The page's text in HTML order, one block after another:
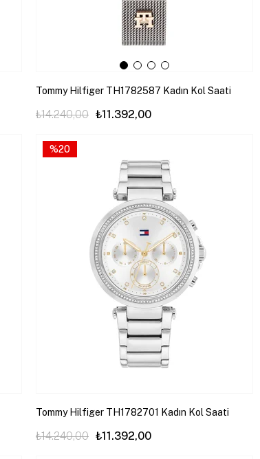
Tommy Hilfiger TH1782587 Kadın Kol Saati
₺11.392,00
₺14.240,00
Tommy Hilfiger TH1782701 Kadın Kol Saati
₺11.392,00
₺14.240,00
%20